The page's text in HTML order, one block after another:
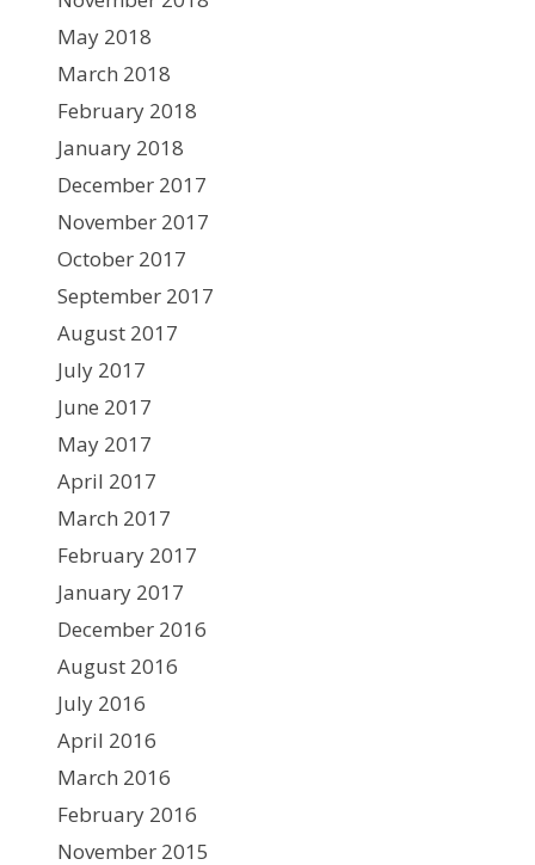
May 2018
March 2018
February 2018
January 2018
December 2017
November 2017
October 2017
September 2017
August 2017
July 2017
June 2017
May 2017
April 2017
March 2017
February 2017
January 2017
December 2016
August 2016
July 2016
April 2016
March 2016
February 2016
November 2015